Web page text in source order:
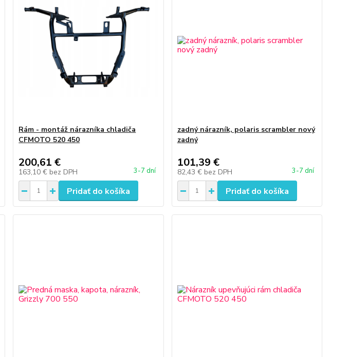
Rám - montáž nárazníka chladiča
CFMOTO 520 450
200,61 €
163,10 € bez DPH 3-7 dní
Pridať do košíka
zadný nárazník, polaris scrambler nový
zadný
101,39 €
82,43 € bez DPH 3-7 dní
Pridať do košíka